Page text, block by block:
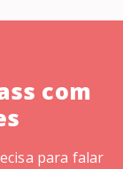
com
para falar